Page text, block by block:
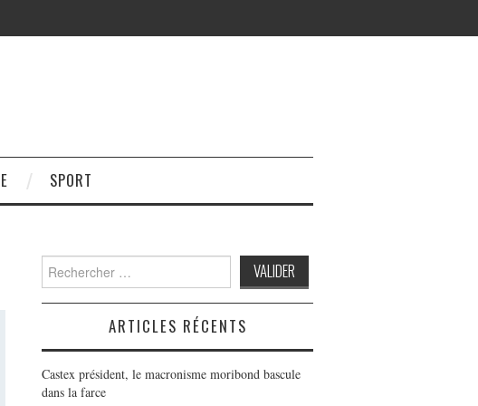
SPORT
Search
for:
ARTICLES RÉCENTS
Castex président, le macronisme moribond bascule
dans la farce